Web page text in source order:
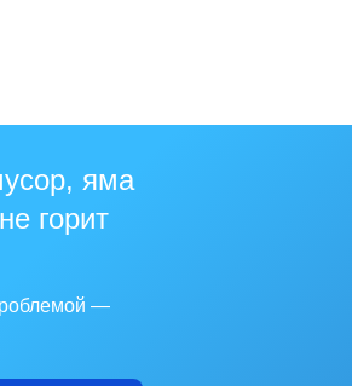
яма
горит
—